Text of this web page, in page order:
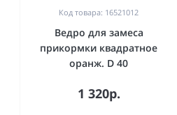
Код товара: 16521012
Ведро для замеса
прикормки квадратное
оранж. D 40
1 320р.